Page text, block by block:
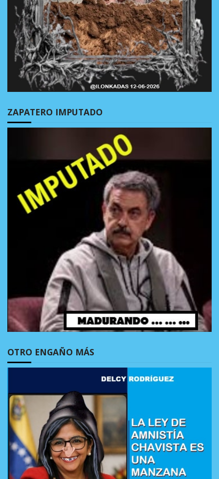
ZAPATERO IMPUTADO
OTRO ENGAÑO MÁS